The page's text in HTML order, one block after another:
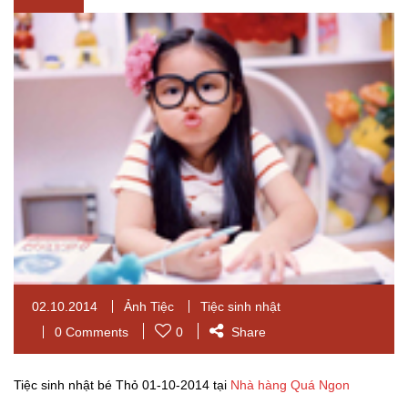
02.10.2014 Ảnh Tiệc
Tiệc sinh nhật
0 Comments
0 Share
Tiệc sinh nhật bé Thỏ 01-10-2014 tại Nhà hàng Quá Ngon